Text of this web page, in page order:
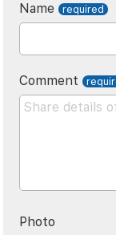
Name
Comment
Photo